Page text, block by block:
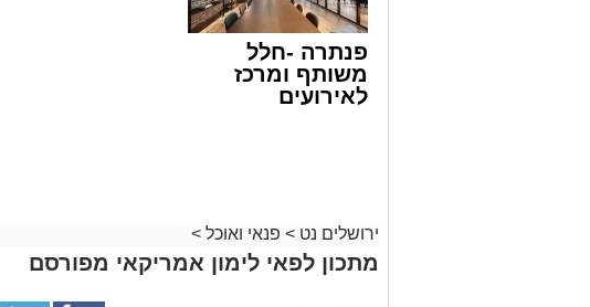
ופל בלגי במילוי שוקולד וחלוה צילום הדס ניצן
פנתרה -חלל
משותף ומרכז
לאירועים
ירושלים נט > פנאי ואוכל >
מתכון לפאי לימון אמריקאי מפורסם